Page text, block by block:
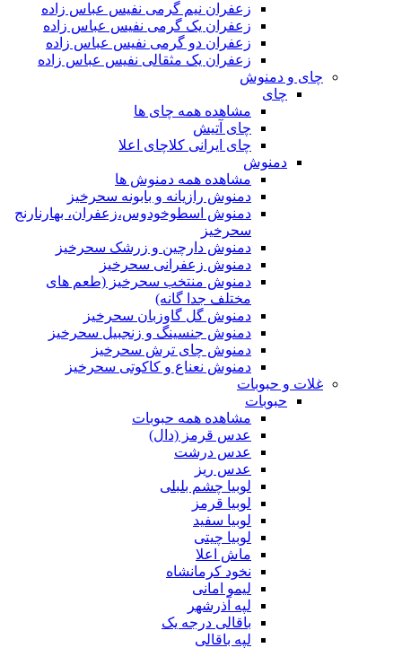
زعفران نیم گرمی نفیس عباس زاده
زعفران یک گرمی نفیس عباس زاده
زعفران دو گرمی نفیس عباس زاده
زعفران یک مثقالی نفیس عباس زاده
چای و دمنوش
چای
مشاهده همه چای ها
چای آتیش
چای ایرانی کلاچای اعلا
دمنوش
مشاهده همه دمنوش ها
دمنوش رازیانه و بابونه سحرخیز
دمنوش اسطوخودوس،زعفران، بهارنارنج
سحرخیز
دمنوش دارچین و زرشک سحرخیز
دمنوش زعفرانی سحرخیز
دمنوش منتخب سحرخیز (طعم های
مختلف جدا گانه)
دمنوش گل گاوزبان سحرخیز
دمنوش جنسینگ و زنجبیل سحرخیز
دمنوش چای ترش سحرخیز
دمنوش نعناع و کاکوتی سحرخیز
غلات و حبوبات
حبوبات
مشاهده همه حبوبات
عدس قرمز (دال)
عدس درشت
عدس ریز
لوبیا چشم بلبلی
لوبیا قرمز
لوبیا سفید
لوبیا چیتی
ماش اعلا
نخود کرمانشاه
لیمو امانی
لپه آذرشهر
باقالی درجه یک
لپه باقالی